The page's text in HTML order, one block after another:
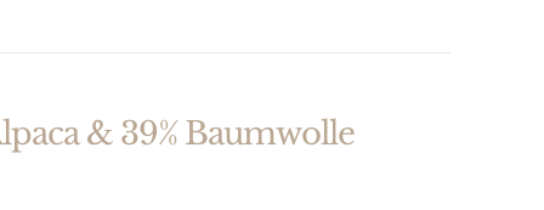
& 39% Baumwolle